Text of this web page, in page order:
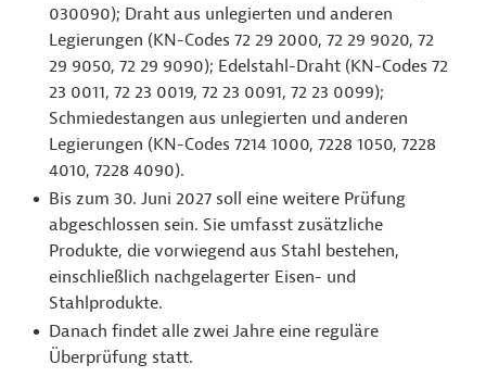
030090); Draht aus unlegierten und anderen
Legierungen (KN-Codes 72 29 2000, 72 29 9020, 72
29 9050, 72 29 9090); Edelstahl-Draht (KN-Codes 72
23 0011, 72 23 0019, 72 23 0091, 72 23 0099);
Schmiedestangen aus unlegierten und anderen
Legierungen (KN-Codes 7214 1000, 7228 1050, 7228
4010, 7228 4090).
Bis zum 30. Juni 2027 soll eine weitere Prüfung
abgeschlossen sein. Sie umfasst zusätzliche
Produkte, die vorwiegend aus Stahl bestehen,
einschließlich nachgelagerter Eisen- und
Stahlprodukte.
Danach findet alle zwei Jahre eine reguläre
Überprüfung statt.